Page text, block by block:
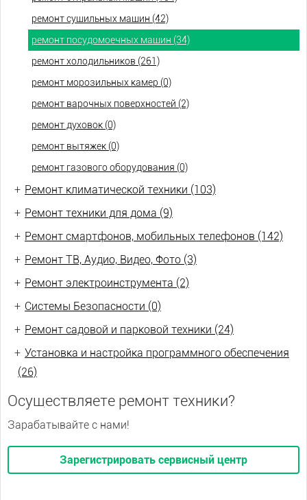
ремонт сушильных машин (42)
ремонт посудомоечных машин (34)
ремонт холодильников (261)
ремонт морозильных камер (0)
ремонт варочных поверхностей (2)
ремонт духовок (0)
ремонт вытяжек (0)
ремонт газового оборудования (0)
+ Ремонт климатической техники (103)
+ Ремонт техники для дома (9)
+ Ремонт смартфонов, мобильных телефонов (142)
+ Ремонт ТВ, Аудио, Видео, Фото (3)
+ Ремонт электроинструмента (2)
+ Системы Безопасности (0)
+ Ремонт садовой и парковой техники (24)
+ Установка и настройка программного обеспечения
(26)
Осуществляете ремонт техники?
Зарабатывайте с нами!
Зарегистрировать сервисный центр